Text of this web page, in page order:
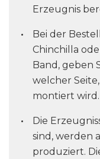
Erzeugnis
Bei der
Chinchilla
Band, geben
welcher
montiert wird.
Die
sind, werden
produziert.